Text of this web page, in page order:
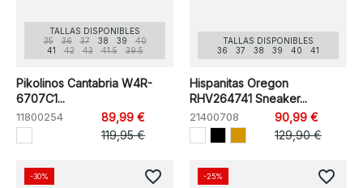
TALLAS DISPONIBLES
35
36 37 38 39
40
41
42 43 41.5 39.5
Pikolinos Cantabria W4R-
6707C1...
11800254
89,99 €
119,95 €
TALLAS DISPONIBLES
36
37 38 39 40 41
Hispanitas Oregon
RHV264741 Sneaker...
21400708
90,99 €
129,90 €
-30% favorite_border -25% favorite_border